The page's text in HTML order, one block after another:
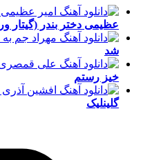
عظیمی دختر بندر (گیتار
شد
خیز رستم
گلینلیک